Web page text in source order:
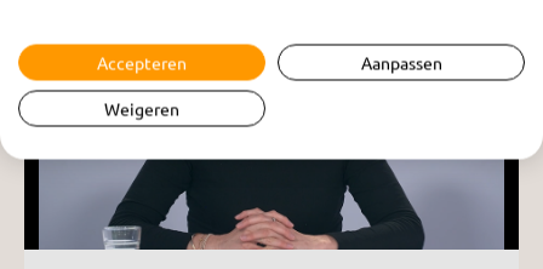
Accepteren Aanpassen
Weigeren